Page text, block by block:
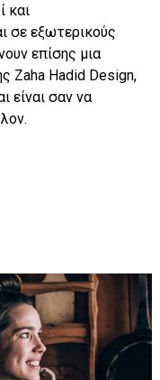
και
σε εξωτερικούς
επίσης μια
Zaha Hadid Design,
είναι σαν να